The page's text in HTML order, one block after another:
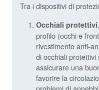
Tra i dispositivi di
Occhiali protettivi
profilo (occhi e
rivestimento anti-
di occhiali
assicurare una
favorire la